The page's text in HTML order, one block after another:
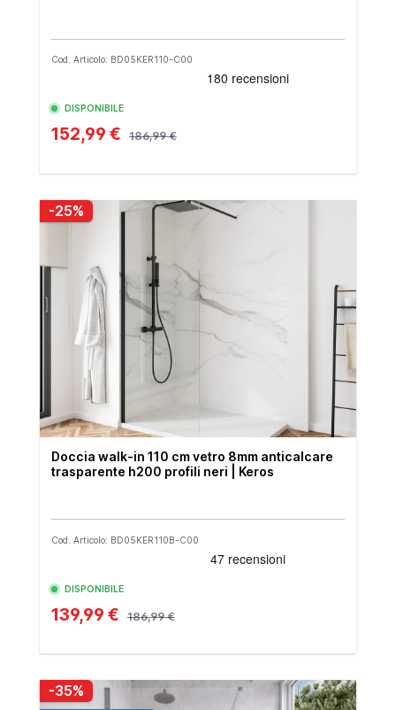
Cod. Articolo: BD05KER110-C00
DISPONIBILE
152,99 € 186,99 €
-25%
Doccia walk-in 110 cm vetro 8mm anticalcare
trasparente h200 profili neri | Keros
Cod. Articolo: BD05KER110B-C00
DISPONIBILE
139,99 € 186,99 €
-35%